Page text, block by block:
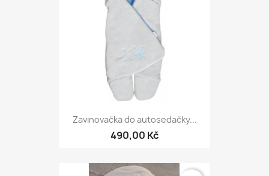
Zavinovačka do autosedačky...
490,00 Kč